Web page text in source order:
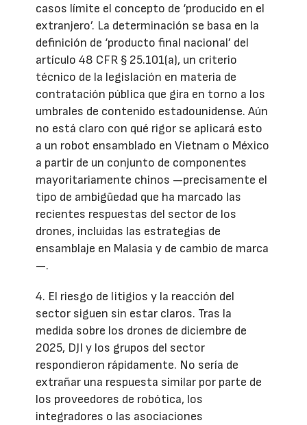
casos límite el concepto de ‘producido en el
extranjero’. La determinación se basa en la
definición de ‘producto final nacional’ del
artículo 48 CFR § 25.101(a), un criterio
técnico de la legislación en materia de
contratación pública que gira en torno a los
umbrales de contenido estadounidense. Aún
no está claro con qué rigor se aplicará esto
a un robot ensamblado en Vietnam o México
a partir de un conjunto de componentes
mayoritariamente chinos —precisamente el
tipo de ambigüedad que ha marcado las
recientes respuestas del sector de los
drones, incluidas las estrategias de
ensamblaje en Malasia y de cambio de marca
—.
4. El riesgo de litigios y la reacción del
sector siguen sin estar claros. Tras la
medida sobre los drones de diciembre de
2025, DJI y los grupos del sector
respondieron rápidamente. No sería de
extrañar una respuesta similar por parte de
los proveedores de robótica, los
integradores o las asociaciones